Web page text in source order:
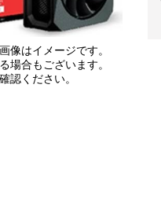
像はイメージです。
場合もございます。
認ください。